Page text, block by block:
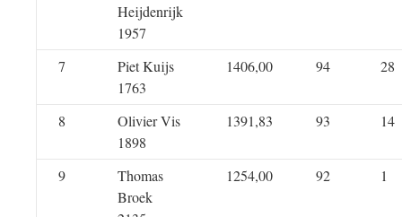
Heijdenrijk
1957
7
Piet Kuijs
1763
1406,00 94 28
8
Olivier Vis
1898
1391,83 93 14
9
Thomas
Broek
1254,00 92 1